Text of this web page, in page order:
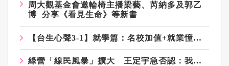
周大觀基金會邀輪椅主播梁藝、芮納多及郭乙
博 分享《看見生命》等新書
【台生心聲3-1】就學篇：名校加值+就業憧憬 台生勇闖大陸
綠營「線民風暴」擴大 王定宇急否認：我不是！我沒有！